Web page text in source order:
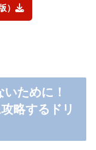
）
ために！
略するドリ